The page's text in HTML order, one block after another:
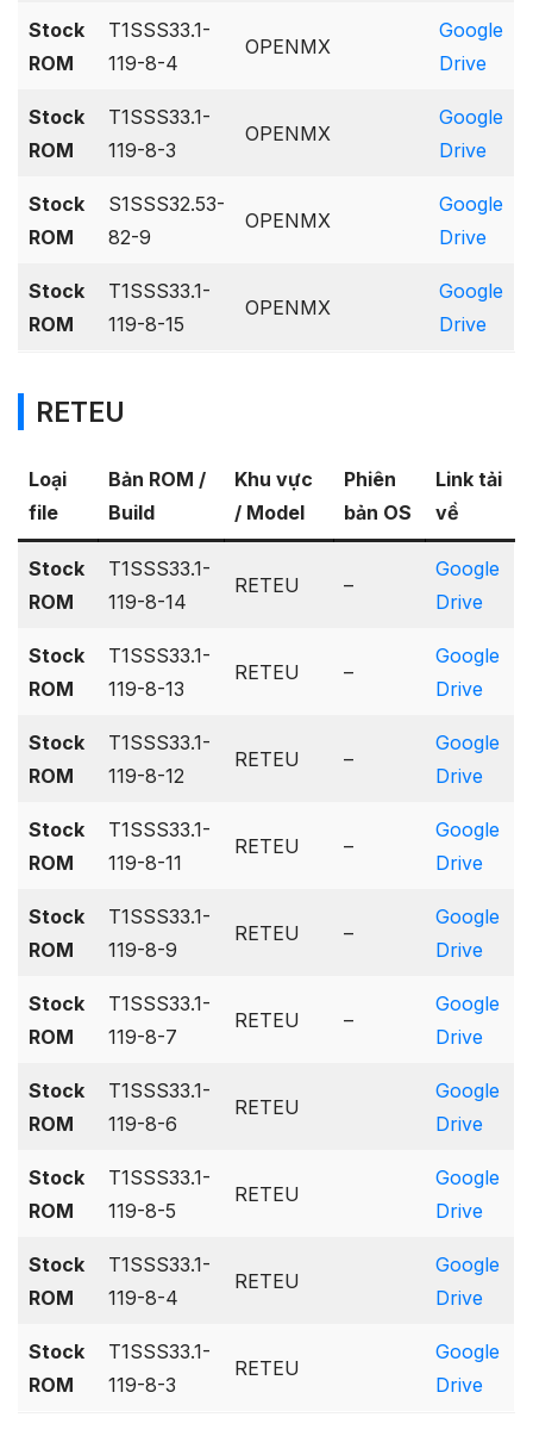
Stock
ROM
T1SSS33.1-
119-8-4
OPENMX
Google
Drive
Stock
ROM
T1SSS33.1-
119-8-3
OPENMX
Google
Drive
Stock
ROM
S1SSS32.53-
82-9
OPENMX
Google
Drive
Stock
ROM
T1SSS33.1-
119-8-15
OPENMX
Google
Drive
RETEU
Loại
file
Bản ROM /
Build
Khu vực
/ Model
Phiên
bản OS
Link tải
về
Stock
ROM
T1SSS33.1-
119-8-14
RETEU –
Google
Drive
Stock
ROM
T1SSS33.1-
119-8-13
RETEU –
Google
Drive
Stock
ROM
T1SSS33.1-
119-8-12
RETEU –
Google
Drive
Stock
ROM
T1SSS33.1-
119-8-11
RETEU –
Google
Drive
Stock
ROM
T1SSS33.1-
119-8-9
RETEU –
Google
Drive
Stock
ROM
T1SSS33.1-
119-8-7
RETEU –
Google
Drive
Stock
ROM
T1SSS33.1-
119-8-6
RETEU
Google
Drive
Stock
ROM
T1SSS33.1-
119-8-5
RETEU
Google
Drive
Stock
ROM
T1SSS33.1-
119-8-4
RETEU
Google
Drive
Stock
ROM
T1SSS33.1-
119-8-3
RETEU
Google
Drive